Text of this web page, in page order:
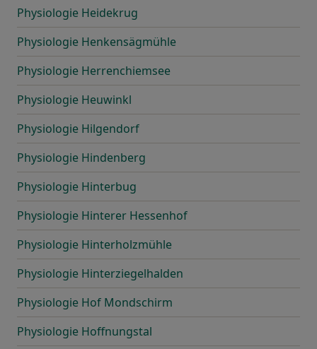
Physiologie Heidekrug
Physiologie Henkensägmühle
Physiologie Herrenchiemsee
Physiologie Heuwinkl
Physiologie Hilgendorf
Physiologie Hindenberg
Physiologie Hinterbug
Physiologie Hinterer Hessenhof
Physiologie Hinterholzmühle
Physiologie Hinterziegelhalden
Physiologie Hof Mondschirm
Physiologie Hoffnungstal